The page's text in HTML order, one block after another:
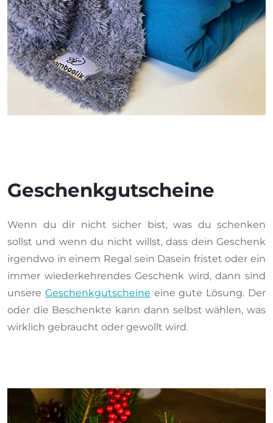
Geschenkgutscheine
Wenn du dir nicht sicher bist, was du schenken
sollst und wenn du nicht willst, dass dein Geschenk
irgendwo in einem Regal sein Dasein fristet oder ein
immer wiederkehrendes Geschenk wird, dann sind
unsere Geschenkgutscheine eine gute Lösung. Der
oder die Beschenkte kann dann selbst wählen, was
wirklich gebraucht oder gewollt wird.